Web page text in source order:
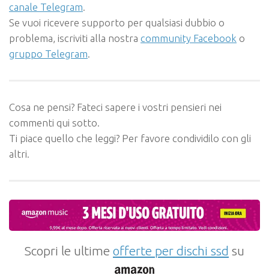
canale Telegram.
Se vuoi ricevere supporto per qualsiasi dubbio o
problema, iscriviti alla nostra community Facebook o
gruppo Telegram.
Cosa ne pensi? Fateci sapere i vostri pensieri nei
commenti qui sotto.
Ti piace quello che leggi? Per favore condividilo con gli
altri.
Scopri le ultime offerte per dischi ssd su